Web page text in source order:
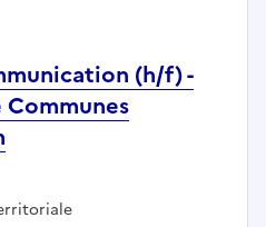
(h/f) -